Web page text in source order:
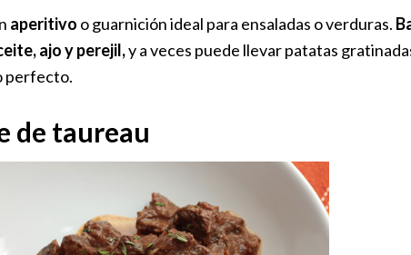
aperitivo o guarnición ideal para ensaladas o verduras.
ajo y perejil,y a veces puede llevar patatas
perfecto.
de taureau